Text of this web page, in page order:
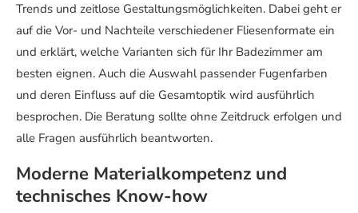
Trends und zeitlose Gestaltungsmöglichkeiten. Dabei geht er
auf die Vor- und Nachteile verschiedener Fliesenformate ein
und erklärt, welche Varianten sich für Ihr Badezimmer am
besten eignen. Auch die Auswahl passender Fugenfarben
und deren Einfluss auf die Gesamtoptik wird ausführlich
besprochen. Die Beratung sollte ohne Zeitdruck erfolgen und
alle Fragen ausführlich beantworten.
Moderne Materialkompetenz und
technisches Know-how